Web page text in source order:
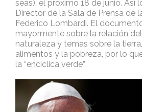
seas), el próximo 18 de junio. Así
Director de la Sala de Prensa de
Federico Lombardi. El
mayormente sobre la relación
naturaleza y temas sobre la
alimentos y la pobreza, por lo
la “encíclica verde”.